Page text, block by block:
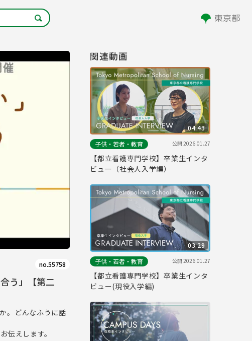
no.55758
う」【第二
。どんなふうに話
伝えします。
関連動画
04:43
子供・若者・教育
公開2026.01.27
【都立看護専門学校】卒業生インタ
ビュー（社会人入学編）
03:29
子供・若者・教育
公開2026.01.27
【都立看護専門学校】卒業生インタ
ビュー(現役入学編)